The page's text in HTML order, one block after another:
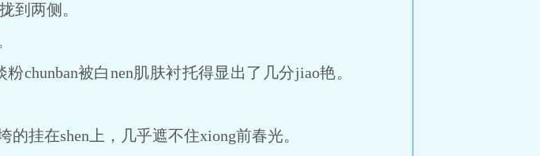
两侧。
被白nen肌肤衬托得显出了几分jiao艳。
挂在shen上，几乎遮不住xiong前春光。